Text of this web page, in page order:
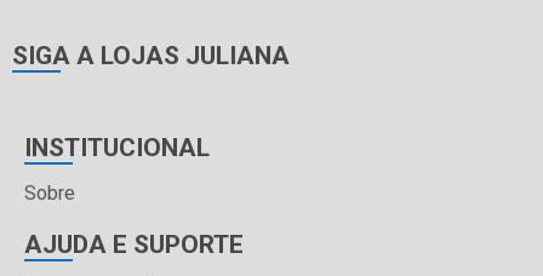
SIGA A LOJAS JULIANA
INSTITUCIONAL
Sobre
AJUDA E SUPORTE